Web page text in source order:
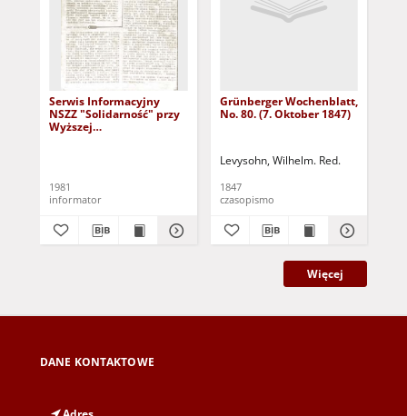
Serwis Informacyjny
NSZZ "Solidarność" przy
Wyższej
1981
informator
Grünberger Wochenblatt,
No. 80. (7. Oktober 1847)
Levysohn, Wilhelm. Red.
1847
czasopismo
Więcej
DANE KONTAKTOWE